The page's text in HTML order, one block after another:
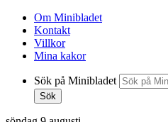
Om Minibladet
Kontakt
Villkor
Mina kakor
Sök på Minibladet
Sök